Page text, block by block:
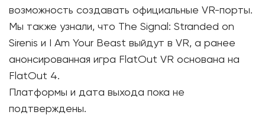
возможность создавать официальные VR-порты.
Мы также узнали, что The Signal: Stranded on
Sirenis и I Am Your Beast выйдут в VR, а ранее
анонсированная игра FlatOut VR основана на
FlatOut 4.
Платформы и дата выхода пока не
подтверждены.